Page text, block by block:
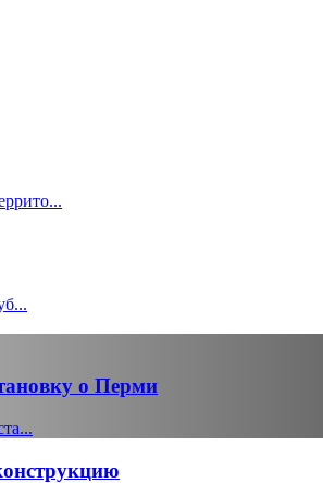
о Перми